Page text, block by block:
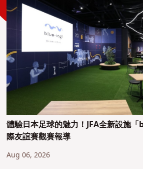
體驗日本足球的魅力！JFA全新設施
際友誼賽觀賽報導
Aug 06, 2026